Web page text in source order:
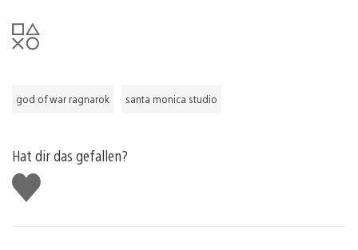
god of war ragnarok santa monica studio
Hat dir das gefallen?
Gefällt
mir